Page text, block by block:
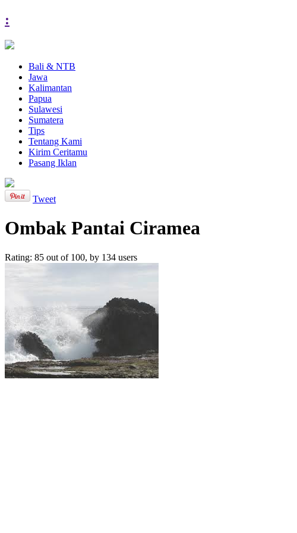
:
Bali & NTB
Jawa
Kalimantan
Papua
Sulawesi
Sumatera
Tips
Tentang Kami
Kirim Ceritamu
Pasang Iklan
Tweet
Ombak Pantai Ciramea
Rating: 85 out of 100, by 134 users